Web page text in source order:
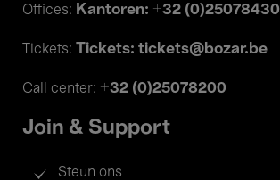
Offices: Kantoren: +32 (0)25078430
Tickets: Tickets: tickets@bozar.be
Call center: +32 (0)25078200
Join & Support
Steun ons